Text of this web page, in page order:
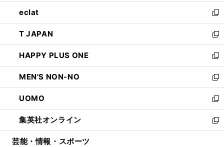
く
ウ
で
開
く
ン
ド
ウ
で
開
く
ウ
ィ
ン
ド
ウ
で
開
く
し
い
ウ
ィ
ン
ド
ウ
で
開
く
eclat
新
し
い
ウ
ィ
ン
ド
ウ
で
開
く
T JAPAN
新
し
い
ウ
ィ
ン
ド
ウ
で
開
HAPPY PLUS ONE
新
し
い
ウ
ィ
ン
ド
ウ
MEN'S NON-NO
新
し
い
ウ
ィ
ン
UOMO
新
し
い
ウ
集英社オンライン
新
し
芸能・情報・スポーツ